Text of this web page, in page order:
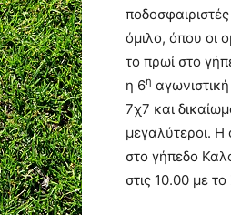
όμιλο, όπου οι
το πρωί στο
η 6η
7χ7 και
μεγαλύτεροι.
στο γήπεδο
στις 10.00 με